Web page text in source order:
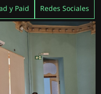
y Paid Redes Sociales